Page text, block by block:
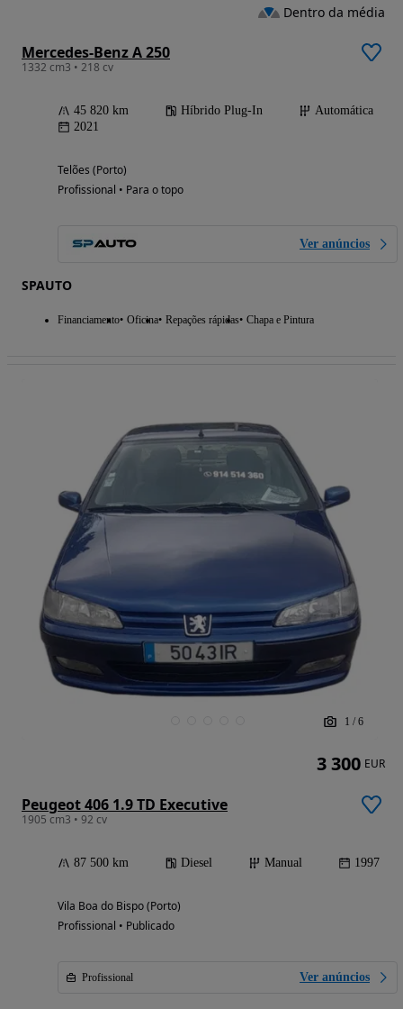
Mercedes-Benz A 250
1332 cm3 • 218 cv
45 820 km Híbrido Plug-In
Automática
2021
Telões (Porto)
Profissional • Para o topo
Ver anúncios
SPAUTO
Financiamento Oficina Repações rápidas Chapa e Pintura
Dentro da média
1 / 6
Peugeot 406 1.9 TD Executive
1905 cm3 • 92 cv
87 500 km Diesel Manual 1997
Vila Boa do Bispo (Porto)
Profissional • Publicado
Profissional Ver anúncios
3 300 EUR